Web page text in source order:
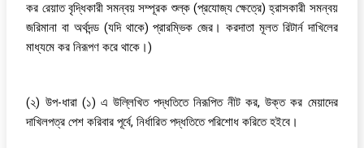
কর রেয়াত বৃদ্ধিকারী সমন্বয় সম্পূরক শুল্ক (প্রযোজ্য ক্ষেত্রে) হ্রাসকারী সমন্বয়
জরিমানা বা অর্থদন্ড (যদি থাকে) প্রারম্ভিক জের। করদাতা মূলত রিটার্ন দাখিলের
মাধ্যমে কর নিরূপণ করে থাকে।)
(২) উপ-ধারা (১) এ উল্লিখিত পদ্ধতিতে নিরূপিত নীট কর, উক্ত কর মেয়াদের
দাখিলপত্র পেশ করিবার পূর্বে, নির্ধারিত পদ্ধতিতে পরিশোধ করিতে হইবে।